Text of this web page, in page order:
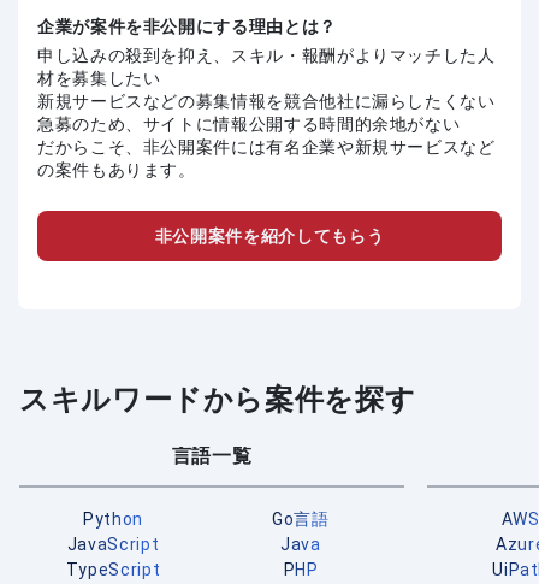
企業が案件を非公開にする理由とは？
申し込みの殺到を抑え、スキル・報酬がよりマッチした人
材を募集したい
新規サービスなどの募集情報を競合他社に漏らしたくない
急募のため、サイトに情報公開する時間的余地がない
だからこそ、非公開案件には有名企業や新規サービスなど
の案件もあります。
非公開案件を紹介してもらう
スキルワードから案件を探す
言語一覧
Python
Go言語
JavaScript
Java
TypeScript
PHP
AWS